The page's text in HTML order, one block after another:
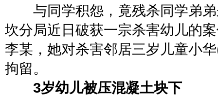
与同学积怨，竟残杀同学弟弟
坎分局近日破获一宗杀害幼儿的
李某，她对杀害邻居三岁儿童小
拘留。
3岁幼儿被压混凝土块下